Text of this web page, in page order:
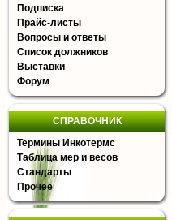
Подписка
Прайс-листы
Вопросы и ответы
Список должников
Выставки
Форум
СПРАВОЧНИК
Термины Инкотермс
Таблица мер и весов
Стандарты
Прочее